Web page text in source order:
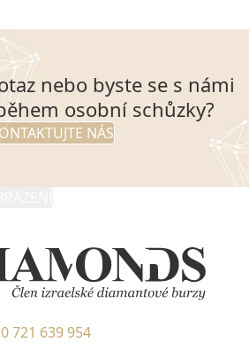
nebo byste se s námi
osobní schůzky?
NÁS
721 639 954